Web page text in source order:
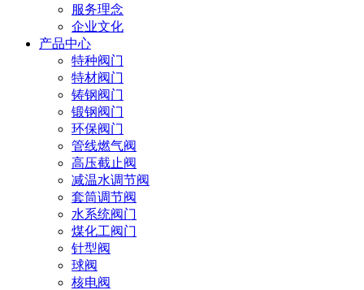
服务理念
企业文化
产品中心
特种阀门
特材阀门
铸钢阀门
锻钢阀门
环保阀门
管线燃气阀
高压截止阀
减温水调节阀
套筒调节阀
水系统阀门
煤化工阀门
针型阀
球阀
核电阀